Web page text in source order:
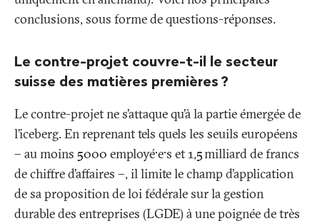
conclusions, sous forme de questions-réponses.
Le contre-projet couvre-t-il le secteur
suisse des matières premières ?
Le contre-projet ne s’attaque qu’à la partie émergée de
l’iceberg. En reprenant tels quels les seuils européens
– au moins 5000 employé·e·s et 1,5 milliard de francs
de chiffre d’affaires –, il limite le champ d’application
de sa proposition de loi fédérale sur la gestion
durable des entreprises (LGDE) à une poignée de très